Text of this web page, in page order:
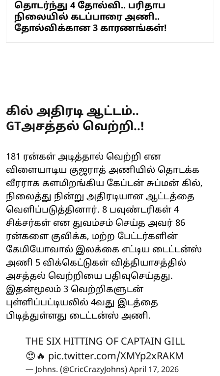
தொடர்ந்து 4 தோல்வி.. பரிதாப
நிலையில் கடப்பாரை அணி..
தோல்விக்கான 3 காரணங்கள்!
கில் அதிரடி ஆட்டம்..
GTஅசத்தல் வெற்றி..!
181 ரன்கள் அடித்தால் வெற்றி என
விளையாடிய குஜராத் அணியில் தொடக்க
வீரராக களமிறங்கிய கேப்டன் சுப்மன் கில்,
நிலைத்து நின்று அதிரடியான ஆட்டத்தை
வெளிப்படுத்தினார். 8 பவுண்டரிகள் 4
சிக்சர்கள் என துவம்சம் செய்த அவர் 86
ரன்களை குவிக்க, மற்ற பேட்டர்களின்
கேமியோவால் இலக்கை எட்டிய டைட்டன்ஸ்
அணி 5 விக்கெட்டுகள் வித்தியாசத்தில்
அசத்தல் வெற்றியை பதிவுசெய்தது.
இதன்மூலம் 3 வெற்றிகளுடன்
புள்ளிப்பட்டியலில் 4வது இடத்தை
பிடித்துள்ளது டைட்டன்ஸ் அணி.
THE SIX HITTING OF CAPTAIN GILL
😍🔥 pic.twitter.com/XMYp2xRAKM
— Johns. (@CricCrazyJohns) April 17, 2026